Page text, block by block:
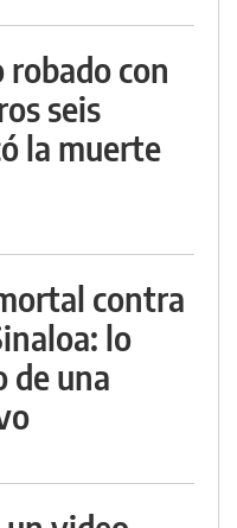
con
seis
la muerte
contra
lo
de una